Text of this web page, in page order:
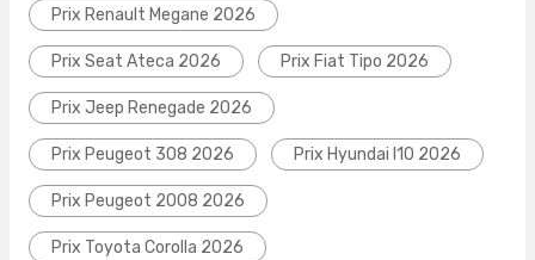
Prix Renault Megane 2026
Prix Seat Ateca 2026 Prix Fiat Tipo 2026
Prix Jeep Renegade 2026
Prix Peugeot 308 2026 Prix Hyundai I10 2026
Prix Peugeot 2008 2026
Prix Toyota Corolla 2026